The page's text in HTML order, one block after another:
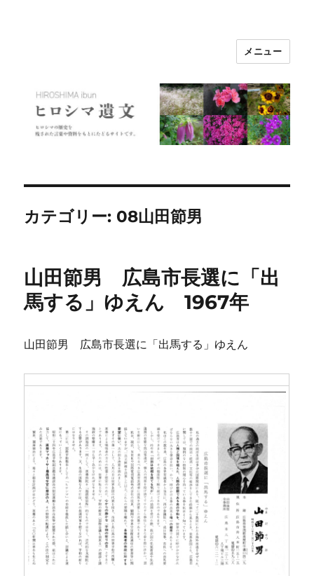
メニュー
カテゴリー: 08山田節男
山田節男 広島市長選に「出
馬する」ゆえん 1967年
山田節男 広島市長選に「出馬する」ゆえん